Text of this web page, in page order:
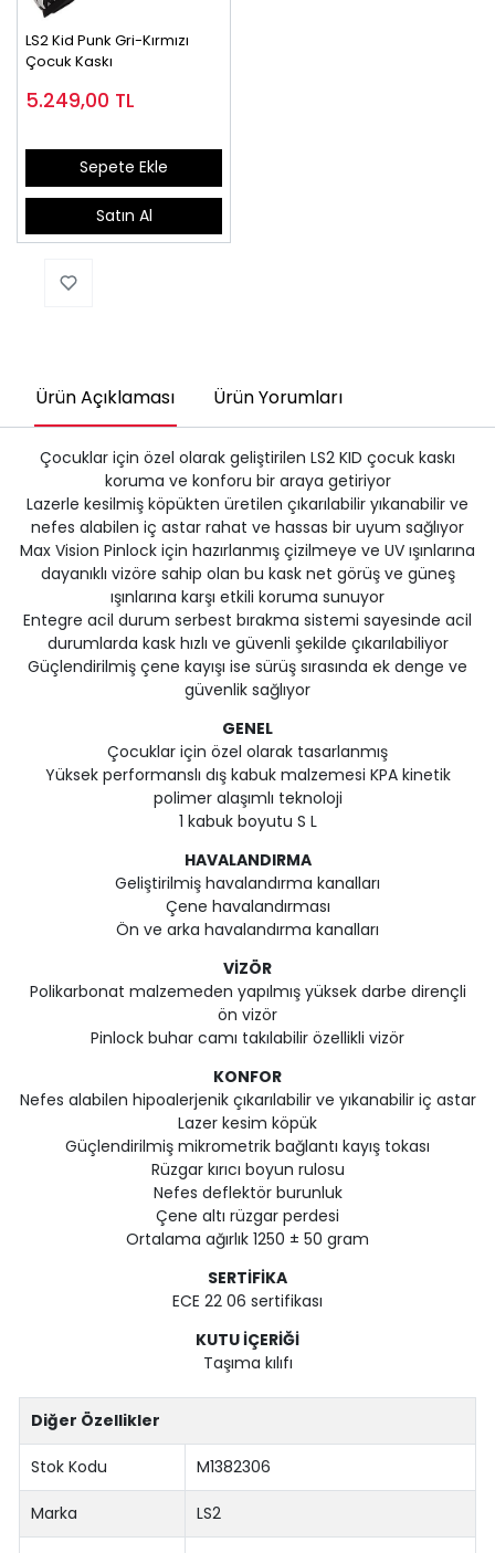
LS2 Kid Punk Gri-Kırmızı
Çocuk Kaskı
5.249,00 TL
Sepete Ekle
Satın Al
Ürün Açıklaması Ürün Yorumları
Çocuklar için özel olarak geliştirilen LS2 KID çocuk kaskı
koruma ve konforu bir araya getiriyor
Lazerle kesilmiş köpükten üretilen çıkarılabilir yıkanabilir ve
nefes alabilen iç astar rahat ve hassas bir uyum sağlıyor
Max Vision Pinlock için hazırlanmış çizilmeye ve UV ışınlarına
dayanıklı vizöre sahip olan bu kask net görüş ve güneş
ışınlarına karşı etkili koruma sunuyor
Entegre acil durum serbest bırakma sistemi sayesinde acil
durumlarda kask hızlı ve güvenli şekilde çıkarılabiliyor
Güçlendirilmiş çene kayışı ise sürüş sırasında ek denge ve
güvenlik sağlıyor
GENEL
Çocuklar için özel olarak tasarlanmış
Yüksek performanslı dış kabuk malzemesi KPA kinetik
polimer alaşımlı teknoloji
1 kabuk boyutu S L
HAVALANDIRMA
Geliştirilmiş havalandırma kanalları
Çene havalandırması
Ön ve arka havalandırma kanalları
VİZÖR
Polikarbonat malzemeden yapılmış yüksek darbe dirençli
ön vizör
Pinlock buhar camı takılabilir özellikli vizör
KONFOR
Nefes alabilen hipoalerjenik çıkarılabilir ve yıkanabilir iç astar
Lazer kesim köpük
Güçlendirilmiş mikrometrik bağlantı kayış tokası
Rüzgar kırıcı boyun rulosu
Nefes deflektör burunluk
Çene altı rüzgar perdesi
Ortalama ağırlık 1250 ± 50 gram
SERTİFİKA
ECE 22 06 sertifikası
KUTU İÇERİĞİ
Taşıma kılıfı
Diğer Özellikler
Stok Kodu M1382306
Marka LS2